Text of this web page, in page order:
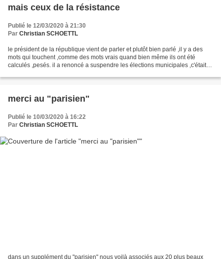
mais ceux de la résistance
Publié le 12/03/2020 à 21:30
Par Christian SCHOETTL
le président de la république vient de parler et plutôt bien parlé ,il y a des
mots qui touchent ,comme des mots vrais quand bien même ils ont été
calculés ,pesés. il a renoncé a suspendre les élections municipales ,c'était
merci au "parisien"
Publié le 10/03/2020 à 16:22
Par Christian SCHOETTL
dans un supplément du "parisien" nous voilà associés aux 20 plus beaux